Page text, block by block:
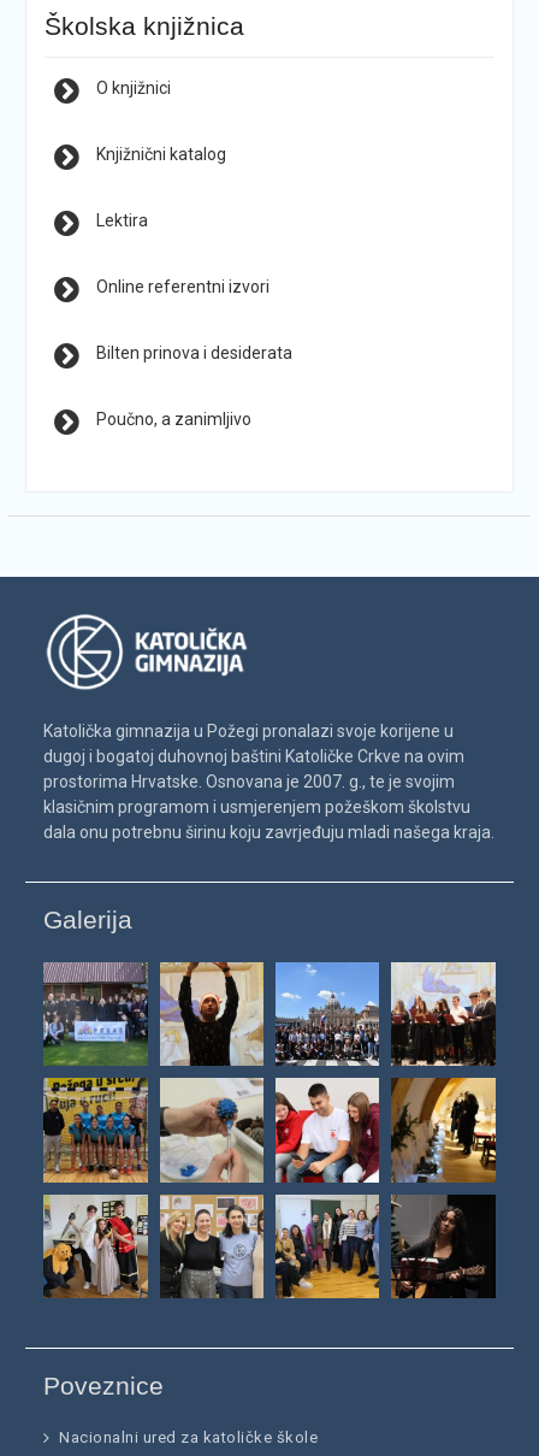
Školska knjižnica
O knjižnici
Knjižnični katalog
Lektira
Online referentni izvori
Bilten prinova i desiderata
Poučno, a zanimljivo
Katolička gimnazija u Požegi pronalazi svoje korijene u
dugoj i bogatoj duhovnoj baštini Katoličke Crkve na ovim
prostorima Hrvatske. Osnovana je 2007. g., te je svojim
klasičnim programom i usmjerenjem požeškom školstvu
dala onu potrebnu širinu koju zavrjeđuju mladi našega kraja.
Galerija
Poveznice
Nacionalni ured za katoličke škole